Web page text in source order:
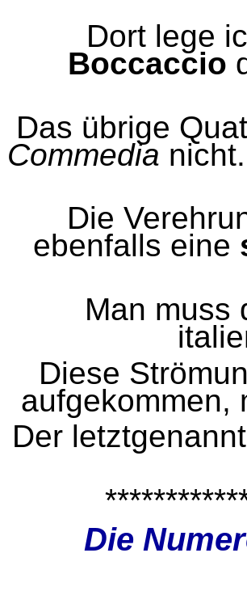
Dort lege
Boccaccio
Das übrige
Commedia
Die
ebenfalls eine
Man muss
Diese
aufgekommen,
Der
Die